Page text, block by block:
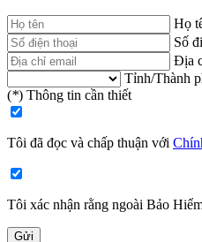
Họ
Số
Địa
Tỉnh/Thành
(*) Thông tin cần thiết
Tôi đã đọc và chấp thuận với
Tôi xác nhận rằng ngoài Bảo
Gửi